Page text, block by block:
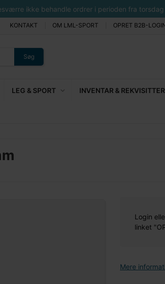
ikke behandle ordrer i perioden fra
KONTAKT OM LML-SPORT OPRET B2B-
Søg
LEG & SPORT INVENTAR & REKVISITTER
Login
linket
Mere